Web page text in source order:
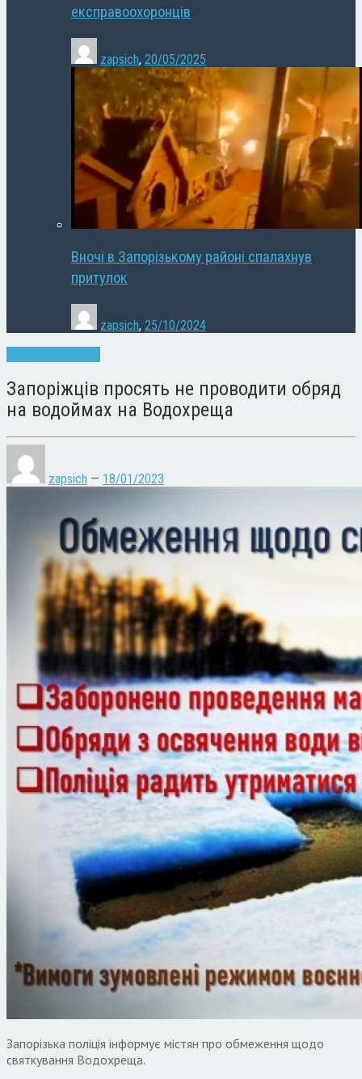
експравоохоронців
zapsich, 20/05/2025
Вночі в Запорізькому районі спалахнув
притулок
zapsich, 25/10/2024
Запоріжців просять не проводити обряд
на водоймах на Водохреща
zapsich — 18/01/2023
Запорізька поліція інформує містян про обмеження щодо
святкування Водохреща.